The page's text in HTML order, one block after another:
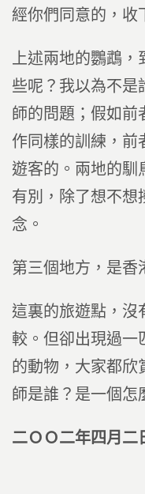
經你們同意的，收
上述兩地的鸚鵡
些呢？我以為不是
師的問題；假如前
作同樣的訓練，前
遊客的。兩地的馴
有別，除了想不想
念。
第三個地方，是香
這裏的旅遊點，沒
較。但卻出現過一
的動物，大家都欣
師是誰？是一個怎
二ＯＯ二年四月二